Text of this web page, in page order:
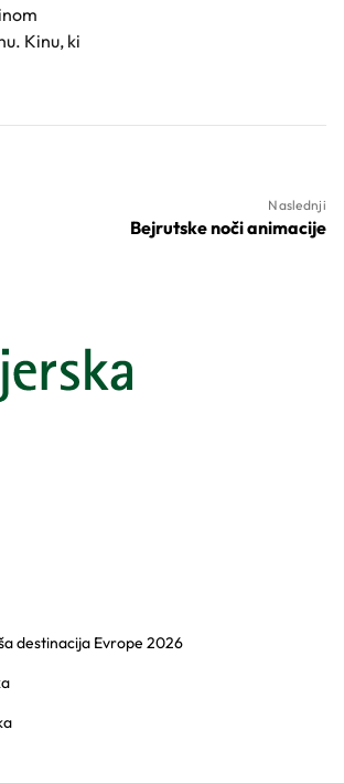
Kinu, ki
Naslednji
Bejrutske noči animacije
destinacija Evrope 2026